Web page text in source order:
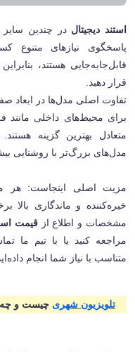
استند دیجیتالدر چندین
پاسخگوی نیازهای متنوع
قابل‌جابه‌جایی هستند،
قرار دهید
تفاوت اصلی مدل‌ها در ابعاد
برای محیط‌های داخلی مانند
متعادل بهترین گزینه
مدل‌های بزرگ‌تر با روشنایی
مزیت اصلی اینجاست: هر
خیره‌کننده و ماندگاری بالا
مشخصات و اطلاع ازقیمت
مراجعه کنید یا با تیم ما
متناسب با نیاز شما انجام
تلویزیون شهری چیست و چه